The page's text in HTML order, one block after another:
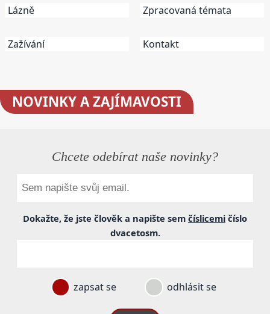
Lázně
Zažívání
Zpracovaná témata
Kontakt
NOVINKYA ZAJÍMAVOSTI
Chcete odebírat naše novinky?
Dokažte, že jste člověk a napište sem číslicemi číslo
dvacetosm.
zapsat se odhlásit se